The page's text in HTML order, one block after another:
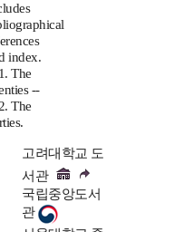
index.
The
--
The
고려대학교 도
서관
국립중앙도서
관